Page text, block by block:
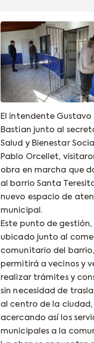
El intendente Gustavo
Bastian junto al
Salud y Bienestar
Pablo Orcellet,
obra en marcha que
al barrio Santa
nuevo espacio de
municipal.
Este punto de gestión,
ubicado junto al
comunitario del barrio,
permitirá a vecinos y
realizar trámites y
sin necesidad de
al centro de la ciudad,
acercando así los
municipales a la